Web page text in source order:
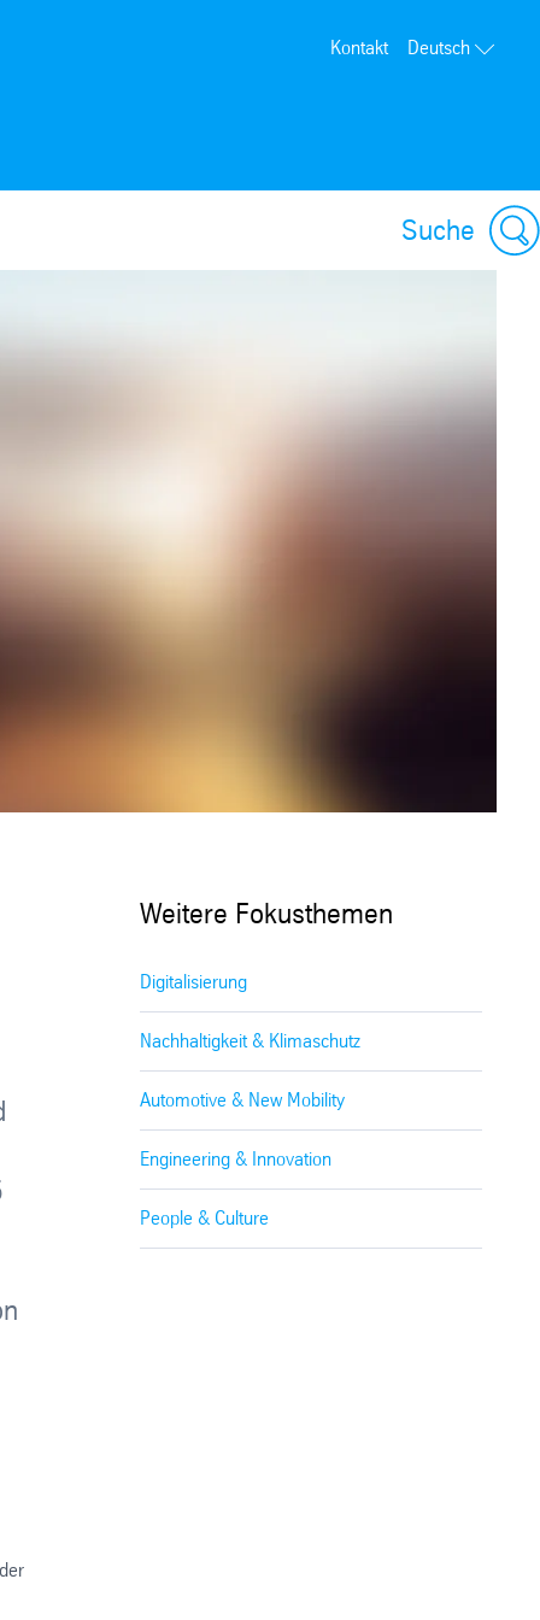
Kontakt Deutsch
Suche
Weitere Fokusthemen
Digitalisierung
Nachhaltigkeit & Klimaschutz
Automotive & New Mobility
Engineering & Innovation
People & Culture